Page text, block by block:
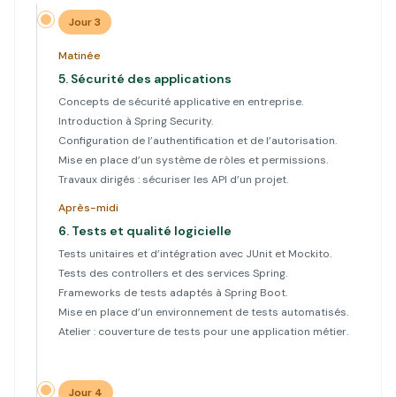
Jour 3
Matinée
5. Sécurité des applications
Concepts de sécurité applicative en entreprise.
Introduction à Spring Security.
Configuration de l’authentification et de l’autorisation.
Mise en place d’un système de rôles et permissions.
Travaux dirigés : sécuriser les API d’un projet.
Après-midi
6. Tests et qualité logicielle
Tests unitaires et d’intégration avec JUnit et Mockito.
Tests des controllers et des services Spring.
Frameworks de tests adaptés à Spring Boot.
Mise en place d’un environnement de tests automatisés.
Atelier : couverture de tests pour une application métier.
Jour 4